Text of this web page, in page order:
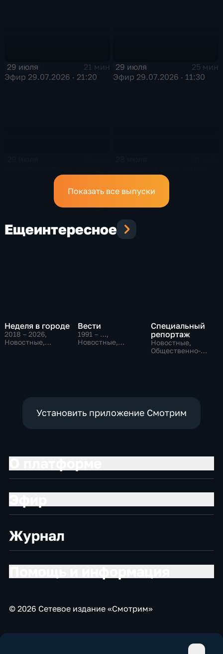
29 июля
21 мин
Эфир 29.07.2026 · 21:20
29 июля
25 мин
Эфир 29.07.2026 · 11:30
Показать все выпуски
Ещеинтересное
Неделя в городе
2018 – 2026,
Новостные,
Вести
1991 – …,
Новостные,
Специальный
репортаж
Новостные,
Общественно-
Установить приложение Смотрим
Журнал
© 2026 Сетевое издание «Смотрим»